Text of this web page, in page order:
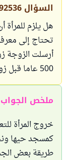
السؤال
هل يلزم
تحتاج إلى
أرسلت الزوجة
500 عاما قبل زوجها.
ملخص الجواب
خروج المرأة
كمسجد حيها
طريقة بعض